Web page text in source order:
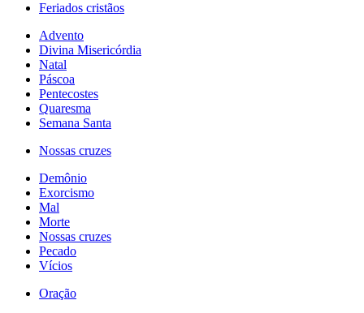
Feriados cristãos
Advento
Divina Misericórdia
Natal
Páscoa
Pentecostes
Quaresma
Semana Santa
Nossas cruzes
Demônio
Exorcismo
Mal
Morte
Nossas cruzes
Pecado
Vícios
Oração